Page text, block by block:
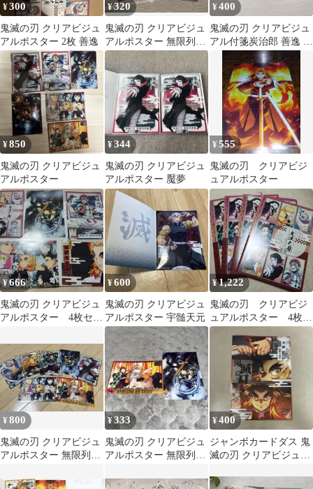
¥300
鬼滅の刃 クリアビジュ
アルポスター 2枚 善逸
¥320
鬼滅の刃 クリアビジュ
アルポスター 無限列車
編
¥400
鬼滅の刃 クリアビジュ
アル付箋炭治郎 善逸 伊
¥850
鬼滅の刃 クリアビジュ
アルポスター
¥344
鬼滅の刃 クリアビジュ
アルポスター 魘夢
¥555
鬼滅の刃 クリアビジ
ュアルポスター
¥666
鬼滅の刃 クリアビジュ
アルポスター 4枚セッ
¥600
鬼滅の刃 クリアビジュ
アルポスター 宇髄天元
¥1,222
鬼滅の刃 クリアビジ
ュアルポスター 4枚セ
ット
¥800
鬼滅の刃 クリアビジュ
アルポスター 無限列車
¥333
鬼滅の刃 クリアビジュ
アルポスター 無限列車
¥400
ジャンボカードダス 鬼
滅の刃 クリアビジュア
杏寿郎